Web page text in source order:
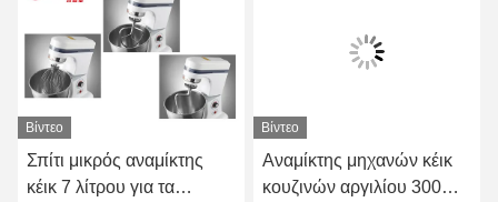
Βίντεο
Σπίτι μικρός αναμίκτης
κέικ 7 λίτρου για τα
Βίντεο
Αναμίκτης μηχανών κέικ
κουζινών αργιλίου 300W